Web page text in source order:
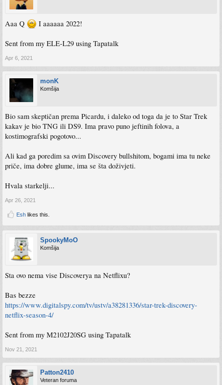
Aaa Q I aaaaaa 2022!
Sent from my ELE-L29 using Tapatalk
Apr 6, 2021
monK
Komšija
Bio sam skeptičan prema Picardu, i daleko od toga da je to Star Trek
kakav je bio TNG ili DS9. Ima pravo puno jeftinih folova, a
kostimografski pogotovo...
Ali kad ga poredim sa ovim Discovery bullshitom, bogami ima tu neke
priče, ima dobre glume, ima se šta doživjeti.
Hvala starkelji...
Apr 26, 2021
Esh likes this.
SpookyMoO
Komšija
Sta ovo nema vise Discoverya na Netflixu?
Bas bezze
https://www.digitalspy.com/tv/ustv/a38281336/star-trek-discovery-
netflix-season-4/
Sent from my M2102J20SG using Tapatalk
Nov 21, 2021
Patton2410
Veteran foruma